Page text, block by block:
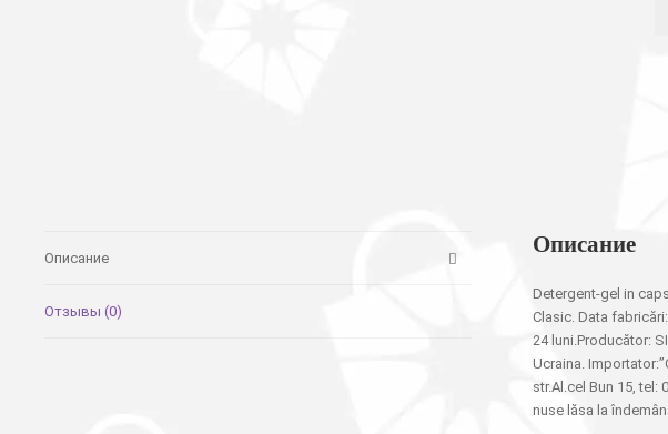
Описание
Отзывы (0)
Описание
Detergent-gel in
Clasic. Data
24 luni.Producător:
Ucraina.
str.Al.cel Bun 15, tel:
nuse lăsa la